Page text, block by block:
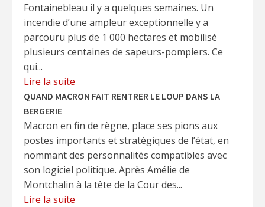
Fontainebleau il y a quelques semaines. Un
incendie d’une ampleur exceptionnelle y a
parcouru plus de 1 000 hectares et mobilisé
plusieurs centaines de sapeurs-pompiers. Ce
qui...
Lire la suite
QUAND MACRON FAIT RENTRER LE LOUP DANS LA
BERGERIE
Macron en fin de règne, place ses pions aux
postes importants et stratégiques de l’état, en
nommant des personnalités compatibles avec
son logiciel politique. Après Amélie de
Montchalin à la tête de la Cour des...
Lire la suite